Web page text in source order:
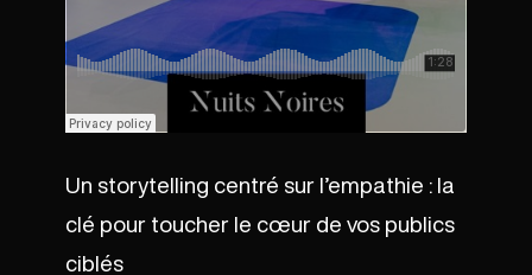
Un storytelling centré sur l’empathie : la
clé pour toucher le cœur de vos publics
ciblés